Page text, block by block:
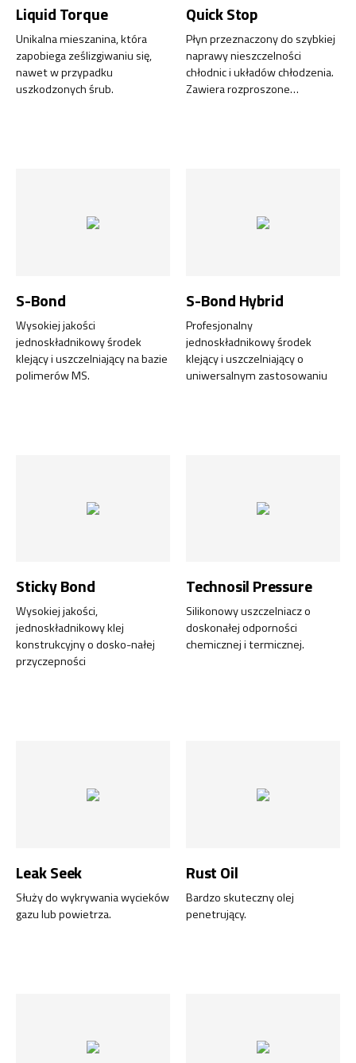
Liquid Torque
Unikalna mieszanina, która
zapobiega ześlizgiwaniu się,
nawet w przypadku
uszkodzonych śrub.
Quick Stop
Płyn przeznaczony do szybkiej
naprawy nieszczelności
chłodnic i układów chłodzenia.
Zawiera rozproszone
S-Bond
Wysokiej jakości
jednoskładnikowy środek
klejący i uszczelniający na bazie
polimerów MS.
S-Bond Hybrid
Profesjonalny
jednoskładnikowy środek
klejący i uszczelniający o
uniwersalnym zastosowaniu
Sticky Bond
Wysokiej jakości,
jednoskładnikowy klej
konstrukcyjny o dosko-nałej
przyczepności
Technosil Pressure
Silikonowy uszczelniacz o
doskonałej odporności
chemicznej i termicznej.
Leak Seek
Służy do wykrywania wycieków
gazu lub powietrza.
Rust Oil
Bardzo skuteczny olej
penetrujący.